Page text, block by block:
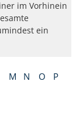
M N O
P
im Vorhinein
ein